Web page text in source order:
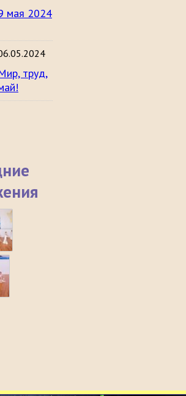
мая 2024
труд,